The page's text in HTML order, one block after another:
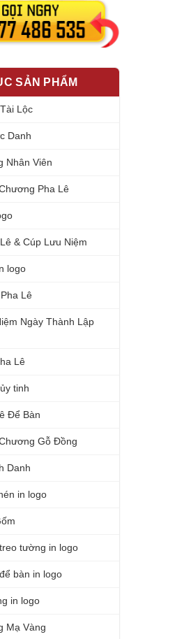
SẢN PHẨM
Lộc
Danh
Nhân Viên
Pha Lê
& Cúp Lưu Niệm
logo
Lê
Ngày Thành Lập
Lê
tinh
Để Bàn
Gỗ Đồng
Danh
in logo
tường in logo
bàn in logo
in logo
Mạ Vàng